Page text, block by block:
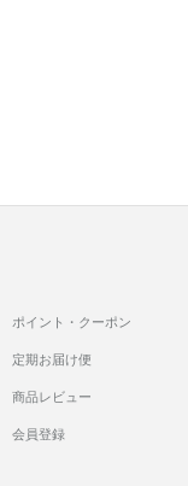
ポイント・クーポン
定期お届け便
商品レビュー
会員登録